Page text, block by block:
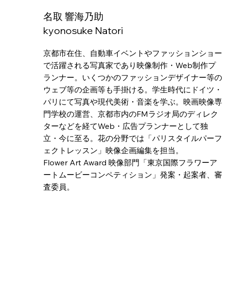
名取 響海乃助
kyonosuke Natori
京都市在住、自動車イベントやファッションショー
で活躍される写真家であり映像制作・Web制作プ
ランナー。いくつかのファッションデザイナー等の
ウェブ等の企画等も手掛ける。学生時代にドイツ・
パリにて写真や現代美術・音楽を学ぶ。映画映像専
門学校の運営、京都市内のFMラジオ局のディレク
ターなどを経てWeb・広告プランナーとして独
立・今に至る。花の分野では「パリスタイルパーフ
ェクトレッスン」映像企画編集を担当。
Flower Art Award 映像部門「東京国際フラワーア
ートムービーコンペティション」発案・起案者、審
査委員。